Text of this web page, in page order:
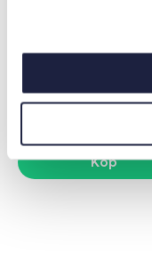
Art nr: 04490
Köp